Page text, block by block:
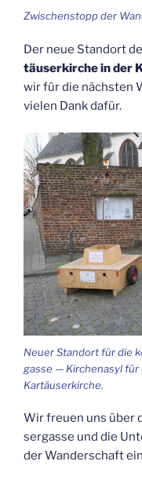
Zwi­schen­stopp der
Der neue Stand­ort
täu­ser­kir­che in der
wir für die nächs­ten
vie­len Dank dafür.
Neu­er Stand­ort für die
gas­se — Kir­chen­asyl für
Kartäuserkirche.
Wir freu­en uns über
ser­gas­se und die
der Wan­der­schaft